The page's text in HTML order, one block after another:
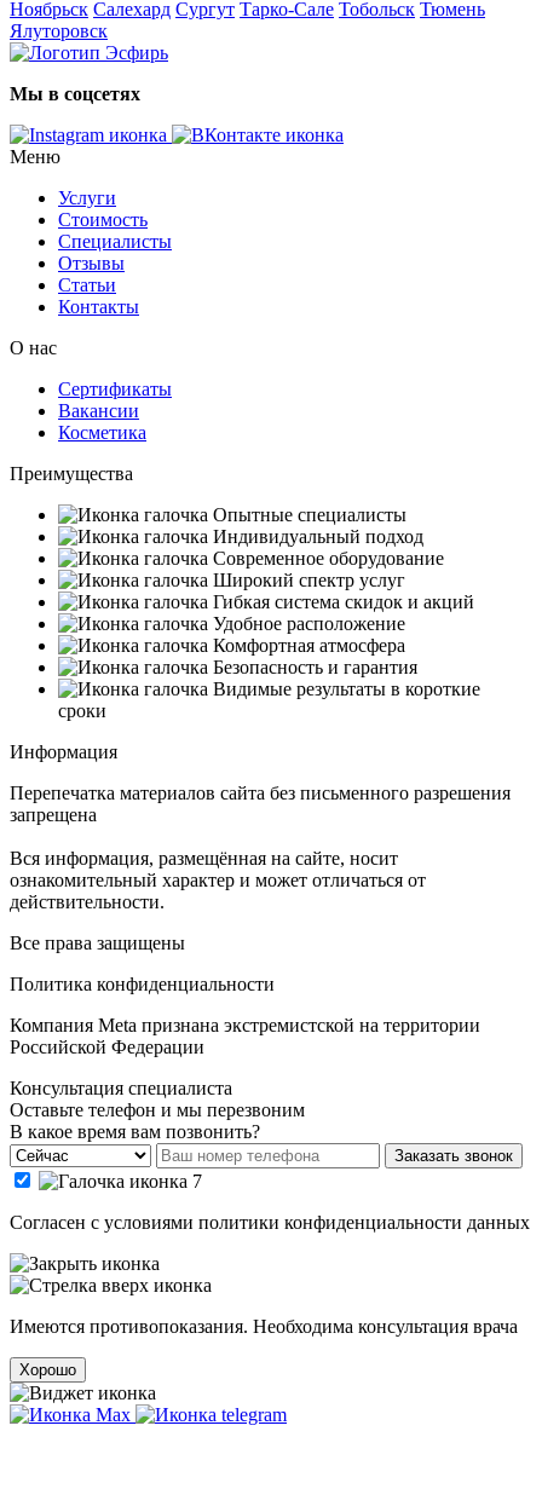
Ноябрьск Салехард Сургут Тарко-Сале Тобольск Тюмень
Ялуторовск
Мы в соцсетях
Меню
Услуги
Стоимость
Специалисты
Отзывы
Статьи
Контакты
О нас
Сертификаты
Вакансии
Косметика
Преимущества
Опытные специалисты
Индивидуальный подход
Современное оборудование
Широкий спектр услуг
Гибкая система скидок и акций
Удобное расположение
Комфортная атмосфера
Безопасность и гарантия
Видимые результаты в короткие
сроки
Информация
Перепечатка материалов сайта без письменного разрешения
запрещена
Вся информация, размещённая на сайте, носит
ознакомительный характер и может отличаться от
действительности.
Все права защищены
Политика конфиденциальности
Компания Meta признана экстремистской на территории
Российской Федерации
Консультация специалиста
Оставьте телефон и мы перезвоним
В какое время вам позвонить?
Заказать звонок
Cогласен с условиями политики конфиденциальности данных
Имеются противопоказания. Необходима консультация врача
Хорошо